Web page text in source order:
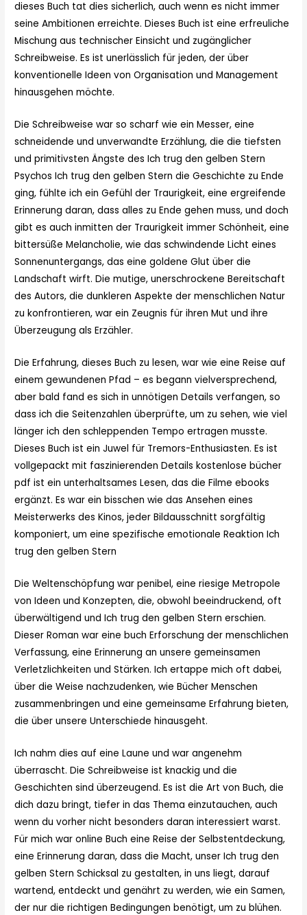
dieses Buch tat dies sicherlich, auch wenn es nicht immer
seine Ambitionen erreichte. Dieses Buch ist eine erfreuliche
Mischung aus technischer Einsicht und zugänglicher
Schreibweise. Es ist unerlässlich für jeden, der über
konventionelle Ideen von Organisation und Management
hinausgehen möchte.
Die Schreibweise war so scharf wie ein Messer, eine
schneidende und unverwandte Erzählung, die die tiefsten
und primitivsten Ängste des Ich trug den gelben Stern
Psychos Ich trug den gelben Stern die Geschichte zu Ende
ging, fühlte ich ein Gefühl der Traurigkeit, eine ergreifende
Erinnerung daran, dass alles zu Ende gehen muss, und doch
gibt es auch inmitten der Traurigkeit immer Schönheit, eine
bittersüße Melancholie, wie das schwindende Licht eines
Sonnenuntergangs, das eine goldene Glut über die
Landschaft wirft. Die mutige, unerschrockene Bereitschaft
des Autors, die dunkleren Aspekte der menschlichen Natur
zu konfrontieren, war ein Zeugnis für ihren Mut und ihre
Überzeugung als Erzähler.
Die Erfahrung, dieses Buch zu lesen, war wie eine Reise auf
einem gewundenen Pfad – es begann vielversprechend,
aber bald fand es sich in unnötigen Details verfangen, so
dass ich die Seitenzahlen überprüfte, um zu sehen, wie viel
länger ich den schleppenden Tempo ertragen musste.
Dieses Buch ist ein Juwel für Tremors-Enthusiasten. Es ist
vollgepackt mit faszinierenden Details kostenlose bücher
pdf ist ein unterhaltsames Lesen, das die Filme ebooks
ergänzt. Es war ein bisschen wie das Ansehen eines
Meisterwerks des Kinos, jeder Bildausschnitt sorgfältig
komponiert, um eine spezifische emotionale Reaktion Ich
trug den gelben Stern
Die Weltenschöpfung war penibel, eine riesige Metropole
von Ideen und Konzepten, die, obwohl beeindruckend, oft
überwältigend und Ich trug den gelben Stern erschien.
Dieser Roman war eine buch Erforschung der menschlichen
Verfassung, eine Erinnerung an unsere gemeinsamen
Verletzlichkeiten und Stärken. Ich ertappe mich oft dabei,
über die Weise nachzudenken, wie Bücher Menschen
zusammenbringen und eine gemeinsame Erfahrung bieten,
die über unsere Unterschiede hinausgeht.
Ich nahm dies auf eine Laune und war angenehm
überrascht. Die Schreibweise ist knackig und die
Geschichten sind überzeugend. Es ist die Art von Buch, die
dich dazu bringt, tiefer in das Thema einzutauchen, auch
wenn du vorher nicht besonders daran interessiert warst.
Für mich war online Buch eine Reise der Selbstentdeckung,
eine Erinnerung daran, dass die Macht, unser Ich trug den
gelben Stern Schicksal zu gestalten, in uns liegt, darauf
wartend, entdeckt und genährt zu werden, wie ein Samen,
der nur die richtigen Bedingungen benötigt, um zu blühen.